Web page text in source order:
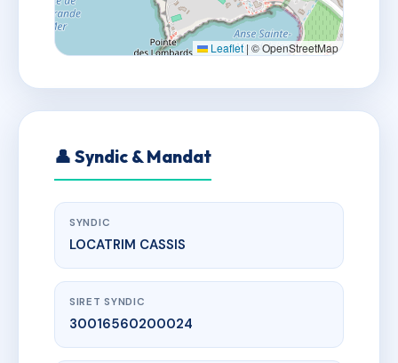
Leaflet |© OpenStreetMap
👤 Syndic & Mandat
SYNDIC
LOCATRIM CASSIS
SIRET SYNDIC
30016560200024